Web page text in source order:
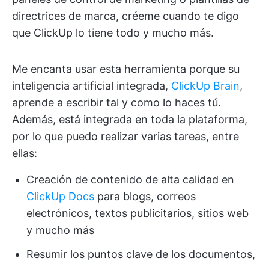
directrices de marca, créeme cuando te digo
que ClickUp lo tiene todo y mucho más.
Me encanta usar esta herramienta porque su
inteligencia artificial integrada, ClickUp Brain,
aprende a escribir tal y como lo haces tú.
Además, está integrada en toda la plataforma,
por lo que puedo realizar varias tareas, entre
ellas:
Creación de contenido de alta calidad en
ClickUp Docs para blogs, correos
electrónicos, textos publicitarios, sitios web
y mucho más
Resumir los puntos clave de los documentos,